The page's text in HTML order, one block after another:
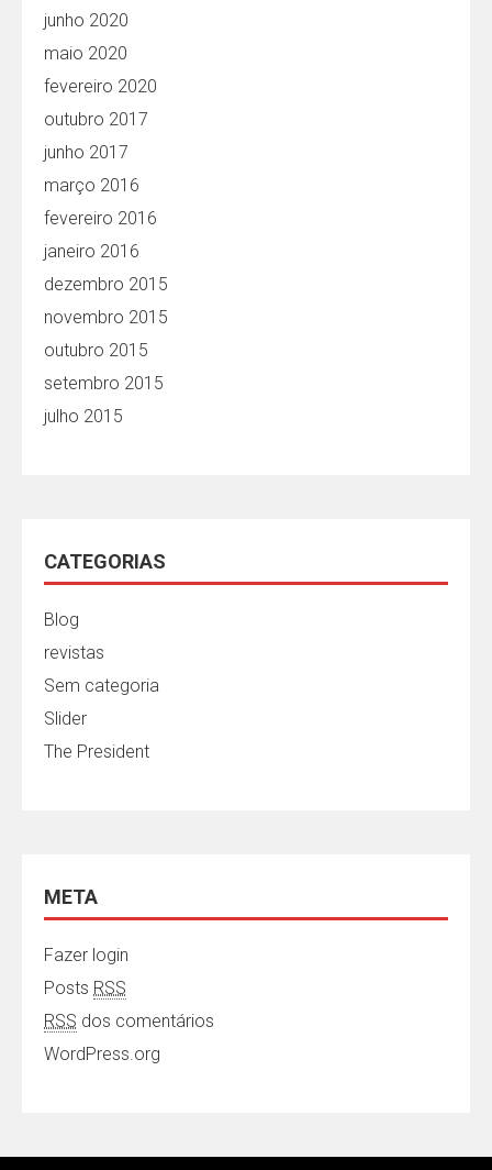
junho 2020
maio 2020
fevereiro 2020
outubro 2017
junho 2017
março 2016
fevereiro 2016
janeiro 2016
dezembro 2015
novembro 2015
outubro 2015
setembro 2015
julho 2015
CATEGORIAS
Blog
revistas
Sem categoria
Slider
The President
META
Fazer login
Posts RSS
RSS dos comentários
WordPress.org